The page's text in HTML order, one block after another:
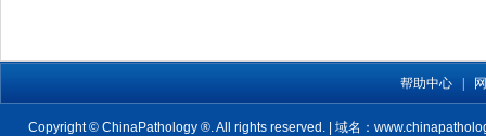
帮助中心
Copyright © ChinaPathology ®. All rights reserved. | 域名：